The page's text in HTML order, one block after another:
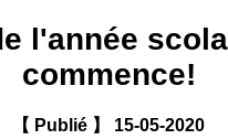
l'année
commence!
【 Publié 】 15-05-2020